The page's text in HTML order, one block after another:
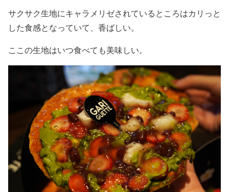
サクサク生地にキャラメリゼされているところはカリっと
した食感となっていて、香ばしい。
ここの生地はいつ食べても美味しい。